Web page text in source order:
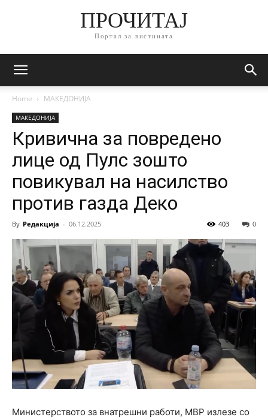
ПРОЧИТАЈ
Портал за вистината
Home МАКЕДОНИЈА
МАКЕДОНИЈА
Кривична за повредено
лице од Пулс зошто
повикувал на насилство
против газда Деко
By Редакција - 06.12.2025 0
403
Министерството за внатрешни работи, МВР излезе со